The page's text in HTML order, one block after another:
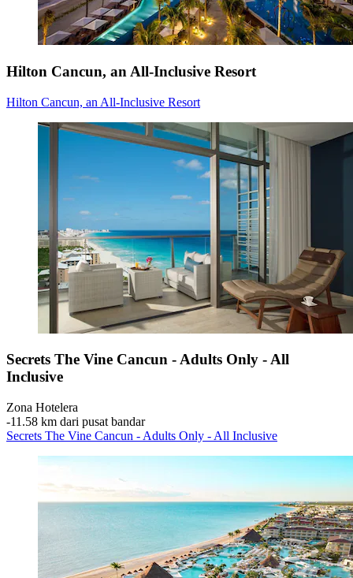
Hilton Cancun, an All-Inclusive Resort
Hilton Cancun, an All-Inclusive Resort
Secrets The Vine Cancun - Adults Only - All
Inclusive
Zona Hotelera
‐11.58 km dari pusat bandar
Secrets The Vine Cancun - Adults Only - All Inclusive